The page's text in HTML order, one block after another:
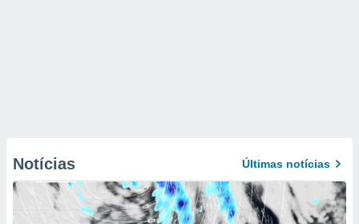
Notícias Últimas notícias